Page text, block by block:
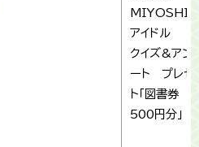
MIYOSHIの
アイドル
クイズ&アン
ート プレゼ
ト「図書券
500円分」